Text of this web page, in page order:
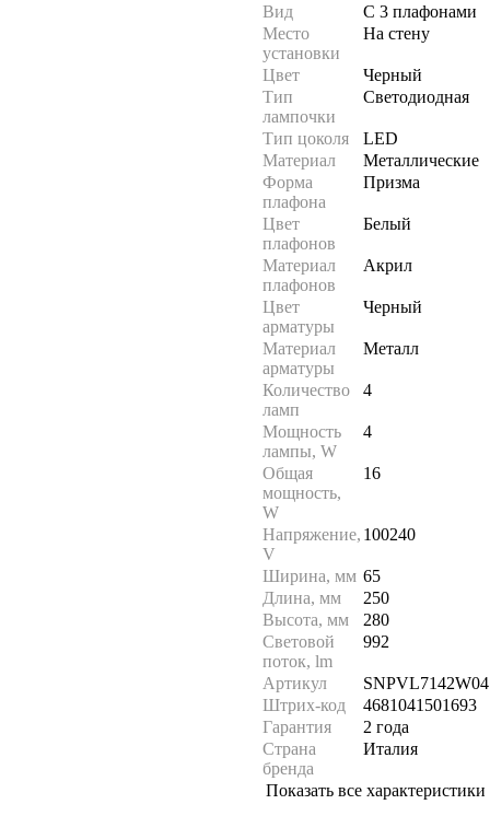
Вид
С 3 плафонами
Место
установки
На стену
Цвет
Черный
Тип
лампочки
Светодиодная
Тип цоколя
LED
Материал
Металлические
Форма
плафона
Призма
Цвет
плафонов
Белый
Материал
плафонов
Акрил
Цвет
арматуры
Черный
Материал
арматуры
Металл
Количество
ламп
4
Мощность
лампы, W
4
Общая
мощность,
W
16
Напряжение,
V
100240
Ширина, мм 65
Длина, мм
250
Высота, мм
280
Световой
поток, lm
992
Артикул
SNPVL7142W04
Штрих-код
4681041501693
Гарантия
2 года
Страна
бренда
Италия
Показать все характеристики